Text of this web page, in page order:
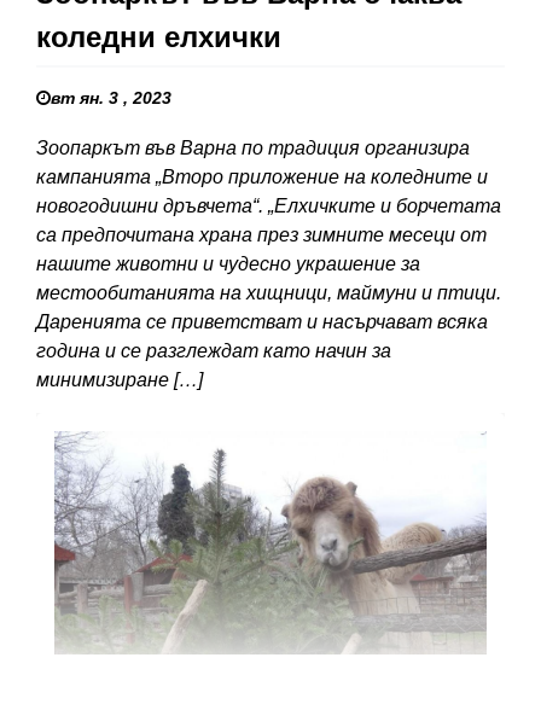
коледни елхички
вт ян. 3 , 2023
Зоопаркът във Варна по традиция организира
кампанията „Второ приложение на коледните и
новогодишни дръвчета“. „Елхичките и борчетата
са предпочитана храна през зимните месеци от
нашите животни и чудесно украшение за
местообитанията на хищници, маймуни и птици.
Даренията се приветстват и насърчават всяка
година и се разглеждат като начин за
минимизиране […]